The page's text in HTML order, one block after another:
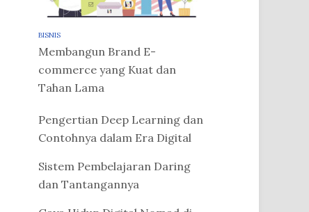
BISNIS
Membangun Brand E-
commerce yang Kuat dan
Tahan Lama
Pengertian Deep Learning dan
Contohnya dalam Era Digital
Sistem Pembelajaran Daring
dan Tantangannya